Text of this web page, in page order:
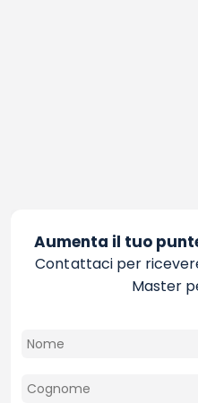
Aumenta il tuo
Contattaci per
Master